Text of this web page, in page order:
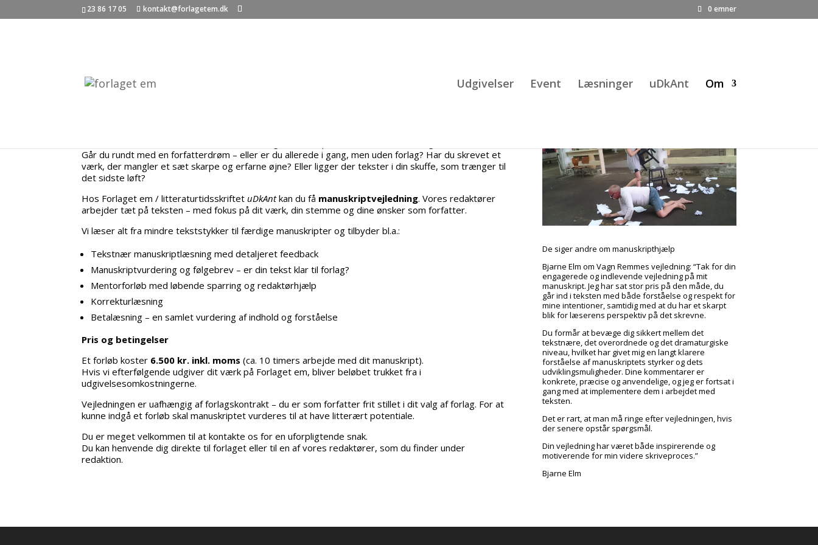
23 86 17 05 kontakt@forlagetem.dk 0 emner
Udgivelser Event Læsninger uDkAnt Om
Går du rundt med en forfatterdrøm – eller er du allerede i gang, men uden forlag? Har du skrevet et
værk, der mangler et sæt skarpe og erfarne øjne? Eller ligger der tekster i din skuffe, som trænger til
det sidste løft?
Hos Forlaget em / litteraturtidsskriftetuDkAntkan du få manuskriptvejledning. Vores redaktører
arbejder tæt på teksten – med fokus på dit værk, din stemme og dine ønsker som forfatter.
Vi læser alt fra mindre tekststykker til færdige manuskripter og tilbyder bl.a.:
Tekstnær manuskriptlæsning med detaljeret feedback
Manuskriptvurdering og følgebrev – er din tekst klar til forlag?
Mentorforløb med løbende sparring og redaktørhjælp
Korrekturlæsning
Betalæsning – en samlet vurdering af indhold og forståelse
Pris og betingelser
Et forløb koster 6.500 kr. inkl. moms (ca. 10 timers arbejde med dit manuskript).
Hvis vi efterfølgende udgiver dit værk på Forlaget em, bliver beløbet trukket fra i
udgivelsesomkostningerne.
Vejledningen er uafhængig af forlagskontrakt – du er som forfatter frit stillet i dit valg af forlag. For at
kunne indgå et forløb skal manuskriptet vurderes til at have litterært potentiale.
Du er meget velkommen til at kontakte os for en uforpligtende snak.
Du kan henvende dig direkte til forlaget eller til en af vores redaktører, som du finder under
redaktion.
De siger andre om manuskripthjælp
Bjarne Elm om Vagn Remmes vejledning: “Tak for din
engagerede og indlevende vejledning på mit
manuskript. Jeg har sat stor pris på den måde, du
går ind i teksten med både forståelse og respekt for
mine intentioner, samtidig med at du har et skarpt
blik for læserens perspektiv på det skrevne.
Du formår at bevæge dig sikkert mellem det
tekstnære, det overordnede og det dramaturgiske
niveau, hvilket har givet mig en langt klarere
forståelse af manuskriptets styrker og dets
udviklingsmuligheder. Dine kommentarer er
konkrete, præcise og anvendelige, og jeg er fortsat i
gang med at implementere dem i arbejdet med
teksten.
Det er rart, at man må ringe efter vejledningen, hvis
der senere opstår spørgsmål.
Din vejledning har været både inspirerende og
motiverende for min videre skriveproces.”
Bjarne Elm